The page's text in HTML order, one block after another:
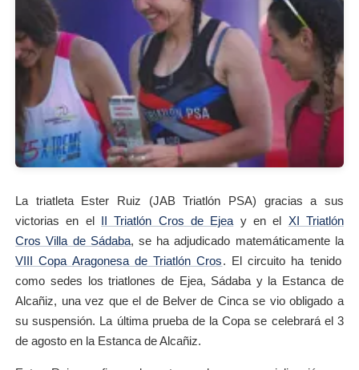
La triatleta Ester Ruiz (JAB Triatlón PSA) gracias a sus
victorias en el II Triatlón Cros de Ejea y en el XI Triatlón
Cros Villa de Sádaba, se ha adjudicado matemáticamente la
VIII Copa Aragonesa de Triatlón Cros. El circuito ha tenido
como sedes los triatlones de Ejea, Sádaba y la Estanca de
Alcañiz, una vez que el de Belver de Cinca se vio obligado a
su suspensión. La última prueba de la Copa se celebrará el 3
de agosto en la Estanca de Alcañiz.